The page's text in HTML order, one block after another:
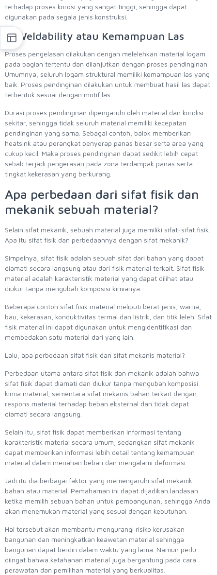
terhadap proses korosi yang sangat tinggi, sehingga dapat
digunakan pada segala jenis konstruksi.
5. Weldability atau Kemampuan Las
Proses pengelasan dilakukan dengan melelehkan material logam
pada bagian tertentu dan dilanjutkan dengan proses pendinginan.
Umumnya, seluruh logam struktural memiliki kemampuan las yang
baik. Proses pendinginan dilakukan untuk membuat hasil las dapat
terbentuk sesuai dengan motif las.
Durasi proses pendinginan dipengaruhi oleh material dan kondisi
sekitar, sehingga tidak seluruh material memiliki kecepatan
pendinginan yang sama. Sebagai contoh, balok memberikan
heatsink atau perangkat penyerap panas besar serta area yang
cukup kecil. Maka proses pendinginan dapat sedikit lebih cepat
sebab terjadi pengerasan pada zona terdampak panas serta
tingkat kekerasan yang berkurang.
Apa perbedaan dari sifat fisik dan
mekanik sebuah material?
Selain sifat mekanik, sebuah material juga memiliki sifat-sifat fisik.
Apa itu sifat fisik dan perbedaannya dengan sifat mekanik?
Simpelnya, sifat fisik adalah sebuah sifat dari bahan yang dapat
diamati secara langsung atau dari fisik material terkait. Sifat fisik
material adalah karakteristik material yang dapat dilihat atau
diukur tanpa mengubah komposisi kimianya.
Beberapa contoh sifat fisik material meliputi berat jenis, warna,
bau, kekerasan, konduktivitas termal dan listrik, dan titik leleh. Sifat
fisik material ini dapat digunakan untuk mengidentifikasi dan
membedakan satu material dari yang lain.
Lalu, apa perbedaan sifat fisik dan sifat mekanis material?
Perbedaan utama antara sifat fisik dan mekanik adalah bahwa
sifat fisik dapat diamati dan diukur tanpa mengubah komposisi
kimia material, sementara sifat mekanis bahan terkait dengan
respons material terhadap beban eksternal dan tidak dapat
diamati secara langsung.
Selain itu, sifat fisik dapat memberikan informasi tentang
karakteristik material secara umum, sedangkan sifat mekanik
dapat memberikan informasi lebih detail tentang kemampuan
material dalam menahan beban dan mengalami deformasi.
Jadi itu dia berbagai faktor yang memengaruhi sifat mekanik
bahan atau material. Pemahaman ini dapat dijadikan landasan
ketika memilih sebuah bahan untuk pembangunan, sehingga Anda
akan menemukan material yang sesuai dengan kebutuhan.
Hal tersebut akan membantu mengurangi risiko kerusakan
bangunan dan meningkatkan keawetan material sehingga
bangunan dapat berdiri dalam waktu yang lama. Namun perlu
diingat bahwa ketahanan material juga bergantung pada cara
perawatan dan pemilihan material yang berkualitas.